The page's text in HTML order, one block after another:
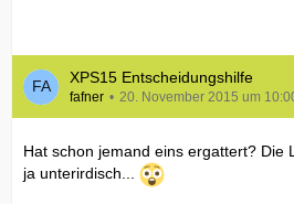
XPS15 Entscheidungshilfe
fafner 20. November 2015 um
Hat schon jemand eins ergattert? Die
ja unterirdisch...